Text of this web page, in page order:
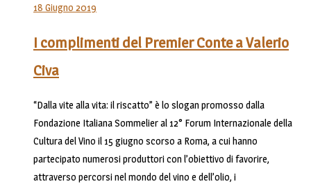
18 Giugno 2019
I complimenti del Premier Conte a Valerio
Civa
“Dalla vite alla vita: il riscatto” è lo slogan promosso dalla
Fondazione Italiana Sommelier al 12° Forum Internazionale della
Cultura del Vino il 15 giugno scorso a Roma, a cui hanno
partecipato numerosi produttori con l’obiettivo di favorire,
attraverso percorsi nel mondo del vino e dell’olio, i